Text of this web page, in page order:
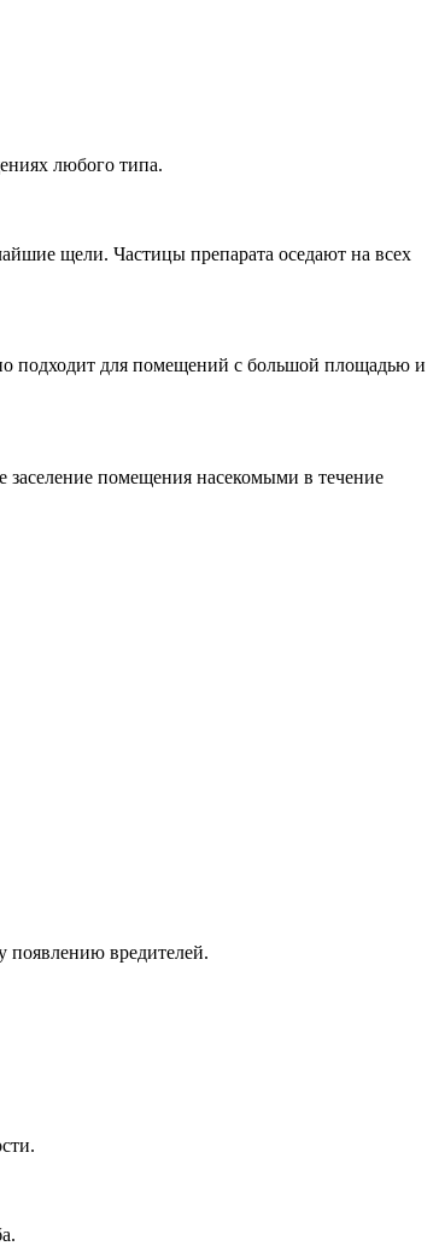
любого типа.
щели. Частицы препарата оседают на всех
подходит для помещений с большой площадью и
заселение помещения насекомыми в течение
появлению вредителей.